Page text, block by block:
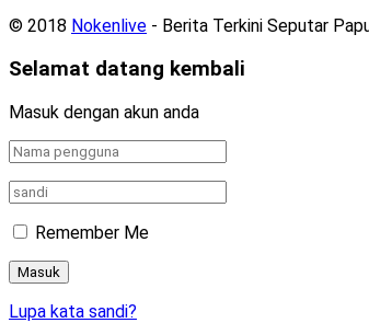
© 2018 Nokenlive - Berita Terkini Seputar
Selamat datang kembali
Masuk dengan akun anda
Remember Me
Lupa kata sandi?